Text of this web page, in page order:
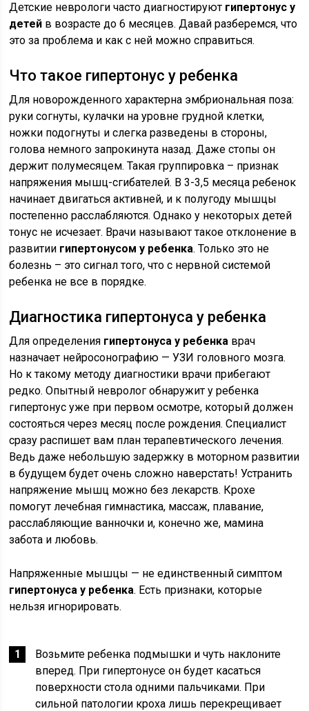
Детские неврологи часто диагностируют гипертонус у
детей в возрасте до 6 месяцев. Давай разберемся, что
это за проблема и как с ней можно справиться.
Что такое гипертонус у ребенка
Для новорожденного характерна эмбриональная поза:
руки согнуты, кулачки на уровне грудной клетки,
ножки подогнуты и слегка разведены в стороны,
голова немного запрокинута назад. Даже стопы он
держит полумесяцем. Такая группировка – признак
напряжения мышц-сгибателей. В 3-3,5 месяца ребенок
начинает двигаться активней, и к полугоду мышцы
постепенно расслабляются. Однако у некоторых детей
тонус не исчезает. Врачи называют такое отклонение в
развитии гипертонусом у ребенка. Только это не
болезнь – это сигнал того, что с нервной системой
ребенка не все в порядке.
Диагностика гипертонуса у ребенка
Для определения гипертонуса у ребенка врач
назначает нейросонографию — УЗИ головного мозга.
Но к такому методу диагностики врачи прибегают
редко. Опытный невролог обнаружит у ребенка
гипертонус уже при первом осмотре, который должен
состояться через месяц после рождения. Специалист
сразу распишет вам план терапевтического лечения.
Ведь даже небольшую задержку в моторном развитии
в будущем будет очень сложно наверстать! Устранить
напряжение мышц можно без лекарств. Крохе
помогут лечебная гимнастика, массаж, плавание,
расслабляющие ванночки и, конечно же, мамина
забота и любовь.
Напряженные мышцы — не единственный симптом
гипертонуса у ребенка. Есть признаки, которые
нельзя игнорировать.
Возьмите ребенка подмышки и чуть наклоните
вперед. При гипертонусе он будет касаться
поверхности стола одними пальчиками. При
сильной патологии кроха лишь перекрещивает